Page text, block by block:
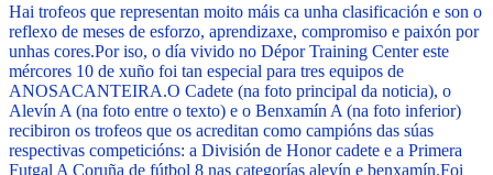
Hai trofeos que representan moito máis ca unha clasificación e son o
reflexo de meses de esforzo, aprendizaxe, compromiso e paixón por
unhas cores.Por iso, o día vivido no Dépor Training Center este
mércores 10 de xuño foi tan especial para tres equipos de
ANOSACANTEIRA.O Cadete (na foto principal da noticia), o
Alevín A (na foto entre o texto) e o Benxamín A (na foto inferior)
recibiron os trofeos que os acreditan como campións das súas
respectivas competicións: a División de Honor cadete e a Primera
Futgal A Coruña de fútbol 8 nas categorías alevín e benxamín.Foi